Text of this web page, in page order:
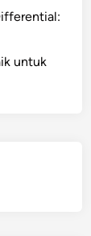
untuk